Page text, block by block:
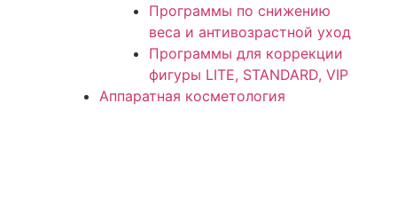
Программы по снижению
веса и антивозрастной уход
Программы для коррекции
фигуры LITE, STANDARD, VIP
Аппаратная косметология